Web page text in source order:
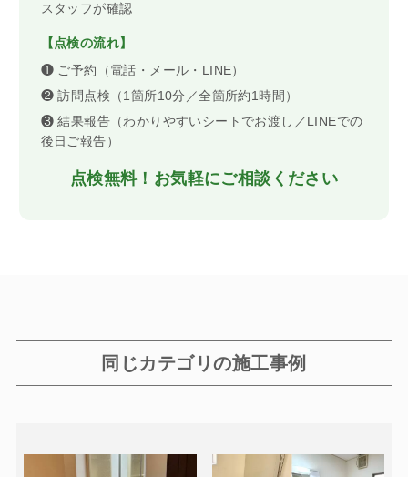
スタッフが確認
【点検の流れ】
❶ ご予約（電話・メール・LINE）
❷ 訪問点検（1箇所10分／全箇所約1時間）
❸ 結果報告（わかりやすいシートでお渡し／LINEでの
後日ご報告）
点検無料！お気軽にご相談ください
同じカテゴリの施工事例